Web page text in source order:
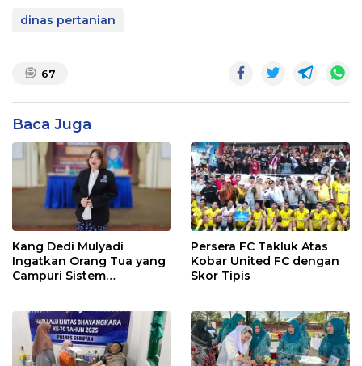
dinas pertanian
67
Baca Juga
Kang Dedi Mulyadi
Ingatkan Orang Tua yang
Campuri Sistem
Etika Hukum Pendidikan
Persera FC Takluk Atas
Kobar United FC dengan
Skor Tipis